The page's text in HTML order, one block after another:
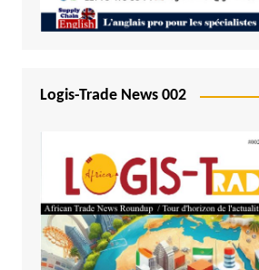
Logis-Trade News 002